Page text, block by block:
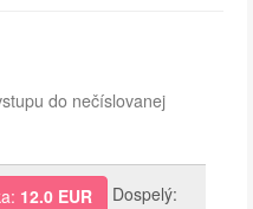
do nečíslovanej
12.0 EUR
Dospelý: